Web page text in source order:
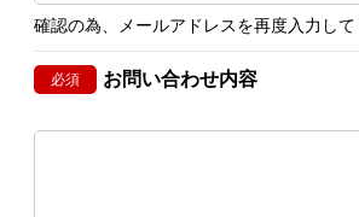
確認の為、メールアドレスを再度入力して
必須 お問い合わせ内容